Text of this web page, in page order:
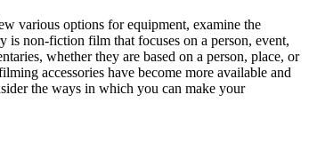
various options for equipment, examine the
is non-fiction film that focuses on a person, event,
whether they are based on a person, place, or
accessories have become more available and
the ways in which you can make your